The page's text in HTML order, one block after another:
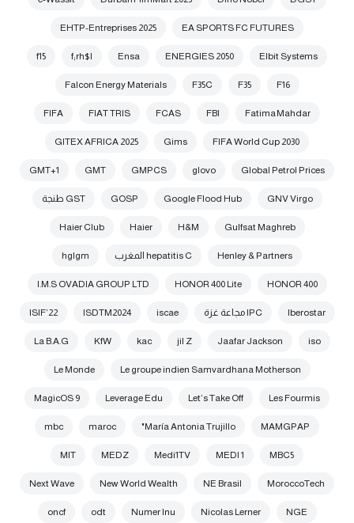
EA SPORTS FC FUTURES
EHTP-Entreprises 2025
Elbit Systems
ENERGIES 2050
Ensa
f;rh$l
f15
F16
F35
F35C
Falcon Energy Materials
Fatima Mahdar
FBI
FCAS
FIAT TRIS
FIFA
FIFA World Cup 2030
Gims
GITEX AFRICA 2025
Global Petrol Prices
glovo
GMPCS
GMT
GMT+1
GNV Virgo
Google Flood Hub
GOSP GST طنجة
Gulfsat Maghreb
H&M
Haier
Haier Club
Henley & Partners hepatitis C المغرب hglgm
HONOR 400
HONOR 400 Lite
I.M.S OVADIA GROUP LTD
Iberostar IPC مجاعة غزة iscae
ISDTM2024
ISIF’22
iso
Jaafar Jackson
jil Z
kac
KfW
La B.A.G
Le groupe indien Samvardhana Motherson
Le Monde
Les Fourmis
Let’s Take Off
Leverage Edu
MagicOS 9
MAMGPAP
María Antonia Trujillo"
maroc
mbc
MBC5
MEDI 1
Medi1TV
MEDZ
MIT
MoroccoTech
NE Brasil
New World Wealth
Next Wave
NGE
Nicolas Lerner
Numer Inu
odt
oncf